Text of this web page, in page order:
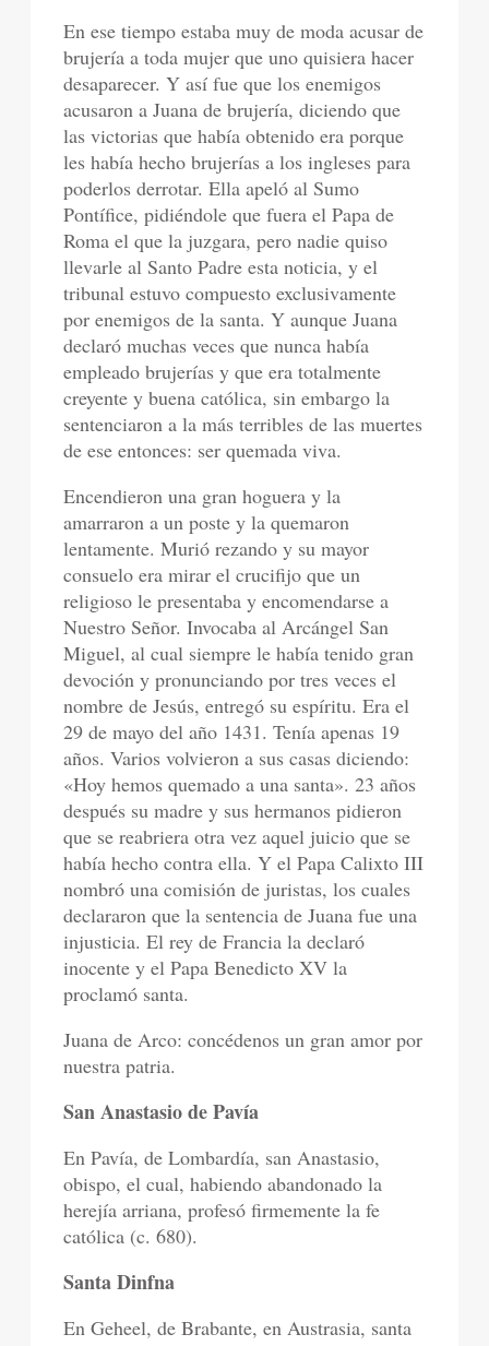
En ese tiempo estaba muy de moda acusar de
brujería a toda mujer que uno quisiera hacer
desaparecer. Y así fue que los enemigos
acusaron a Juana de brujería, diciendo que
las victorias que había obtenido era porque
les había hecho brujerías a los ingleses para
poderlos derrotar. Ella apeló al Sumo
Pontífice, pidiéndole que fuera el Papa de
Roma el que la juzgara, pero nadie quiso
llevarle al Santo Padre esta noticia, y el
tribunal estuvo compuesto exclusivamente
por enemigos de la santa. Y aunque Juana
declaró muchas veces que nunca había
empleado brujerías y que era totalmente
creyente y buena católica, sin embargo la
sentenciaron a la más terribles de las muertes
de ese entonces: ser quemada viva.
Encendieron una gran hoguera y la
amarraron a un poste y la quemaron
lentamente. Murió rezando y su mayor
consuelo era mirar el crucifijo que un
religioso le presentaba y encomendarse a
Nuestro Señor. Invocaba al Arcángel San
Miguel, al cual siempre le había tenido gran
devoción y pronunciando por tres veces el
nombre de Jesús, entregó su espíritu. Era el
29 de mayo del año 1431. Tenía apenas 19
años. Varios volvieron a sus casas diciendo:
«Hoy hemos quemado a una santa». 23 años
después su madre y sus hermanos pidieron
que se reabriera otra vez aquel juicio que se
había hecho contra ella. Y el Papa Calixto III
nombró una comisión de juristas, los cuales
declararon que la sentencia de Juana fue una
injusticia. El rey de Francia la declaró
inocente y el Papa Benedicto XV la
proclamó santa.
Juana de Arco: concédenos un gran amor por
nuestra patria.
San Anastasio de Pavía
En Pavía, de Lombardía, san Anastasio,
obispo, el cual, habiendo abandonado la
herejía arriana, profesó firmemente la fe
católica (c. 680).
Santa Dinfna
En Geheel, de Brabante, en Austrasia, santa